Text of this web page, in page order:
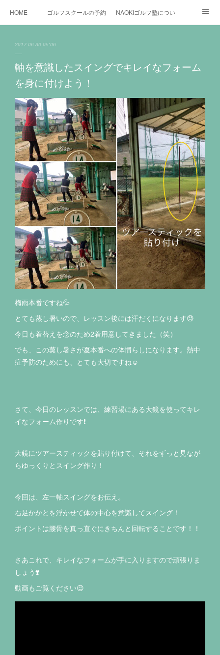
HOME ゴルフスクールの予約状況NAOKIゴルフ塾について
インスタグラム X
2017.06.30 05:06
軸を意識したスイングでキレイなフォーム
を身に付けよう！
梅雨本番ですね💦
とても蒸し暑いので、レッスン後には汗だくになります😓
今日も着替えを念のため2着用意してきました（笑）
でも、この蒸し暑さが夏本番への体慣らしになります。熱中
症予防のためにも、とても大切ですね☺️
さて、今日のレッスンでは、練習場にある大鏡を使ってキレ
イなフォーム作りです❗️
大鏡にツアースティックを貼り付けて、それをずっと見なが
らゆっくりとスイング作り！
今回は、左一軸スイングをお伝え。
右足かかとを浮かせて体の中心を意識してスイング！
ポイントは腰骨を真っ直ぐにきちんと回転することです！！
さあこれで、キレイなフォームが手に入りますので頑張りま
しょう❣️
動画もご覧ください😉